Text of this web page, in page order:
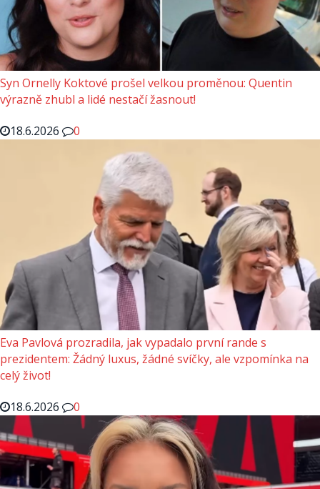
Syn Ornelly Koktové prošel velkou proměnou: Quentin
výrazně zhubl a lidé nestačí žasnout!
18.6.2026
0
Eva Pavlová prozradila, jak vypadalo první rande s
prezidentem: Žádný luxus, žádné svíčky, ale vzpomínka na
celý život!
18.6.2026
0